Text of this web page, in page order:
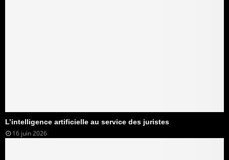
L’intelligence artificielle au service des juristes
16 juin 2026